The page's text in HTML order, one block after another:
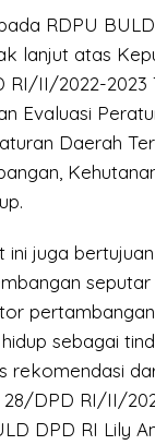
RDPU
lanjut atas
RI/II/2022-2023
Evaluasi
Daerah
ini juga
sebagai
rekomendasi
DPD RI/II/
DPD RI Lily